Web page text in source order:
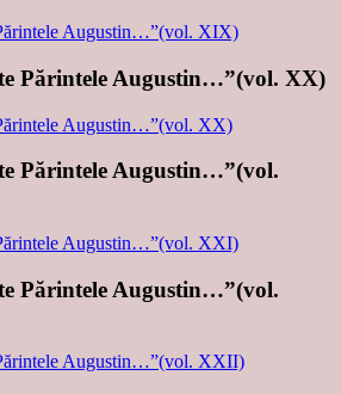
Părintele Augustin…”(vol. XX)
Părintele Augustin…”(vol.
Părintele Augustin…”(vol.